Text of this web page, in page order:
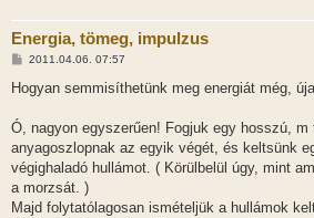
Energia, tömeg, impulzus
H
z
z
ó
l
á
s
2011.04.06. 07:57
Hogyan semmisíthetünk meg energiát még,
Ó, nagyon egyszerűen! Fogjuk egy hosszú,
anyagoszlopnak az egyik végét, és keltsünk
végighaladó hullámot. ( Körülbelül úgy, mint
a morzsát. )
Majd folytatólagosan ismételjük a hullámok